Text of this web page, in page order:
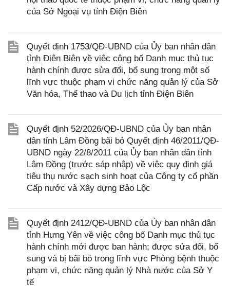
của Sở Ngoại vụ tỉnh Điện Biên
Quyết định 1753/QĐ-UBND của Ủy ban nhân dân
tỉnh Điện Biên về việc công bố Danh mục thủ tục
hành chính được sửa đổi, bổ sung trong một số
lĩnh vực thuộc phạm vi chức năng quản lý của Sở
Văn hóa, Thể thao và Du lịch tỉnh Điện Biên
Quyết định 52/2026/QĐ-UBND của Ủy ban nhân
dân tỉnh Lâm Đồng bãi bỏ Quyết định 46/2011/QĐ-
UBND ngày 22/8/2011 của Ủy ban nhân dân tỉnh
Lâm Đồng (trước sáp nhập) về việc quy định giá
tiêu thụ nước sạch sinh hoạt của Công ty cổ phần
Cấp nước và Xây dựng Bảo Lộc
Quyết định 2412/QĐ-UBND của Ủy ban nhân dân
tỉnh Hưng Yên về việc công bố Danh mục thủ tục
hành chính mới được ban hành; được sửa đổi, bổ
sung và bị bãi bỏ trong lĩnh vực Phòng bệnh thuộc
phạm vi, chức năng quản lý Nhà nước của Sở Y
tế